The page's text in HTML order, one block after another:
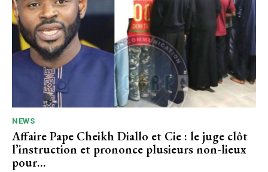
NEWS
Affaire Pape Cheikh Diallo et Cie : le juge clôt
l’instruction et prononce plusieurs non-lieux
pour…